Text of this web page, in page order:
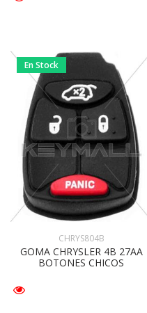
En Stock
CHRYS804B
GOMA CHRYSLER 4B 27AA
BOTONES CHICOS